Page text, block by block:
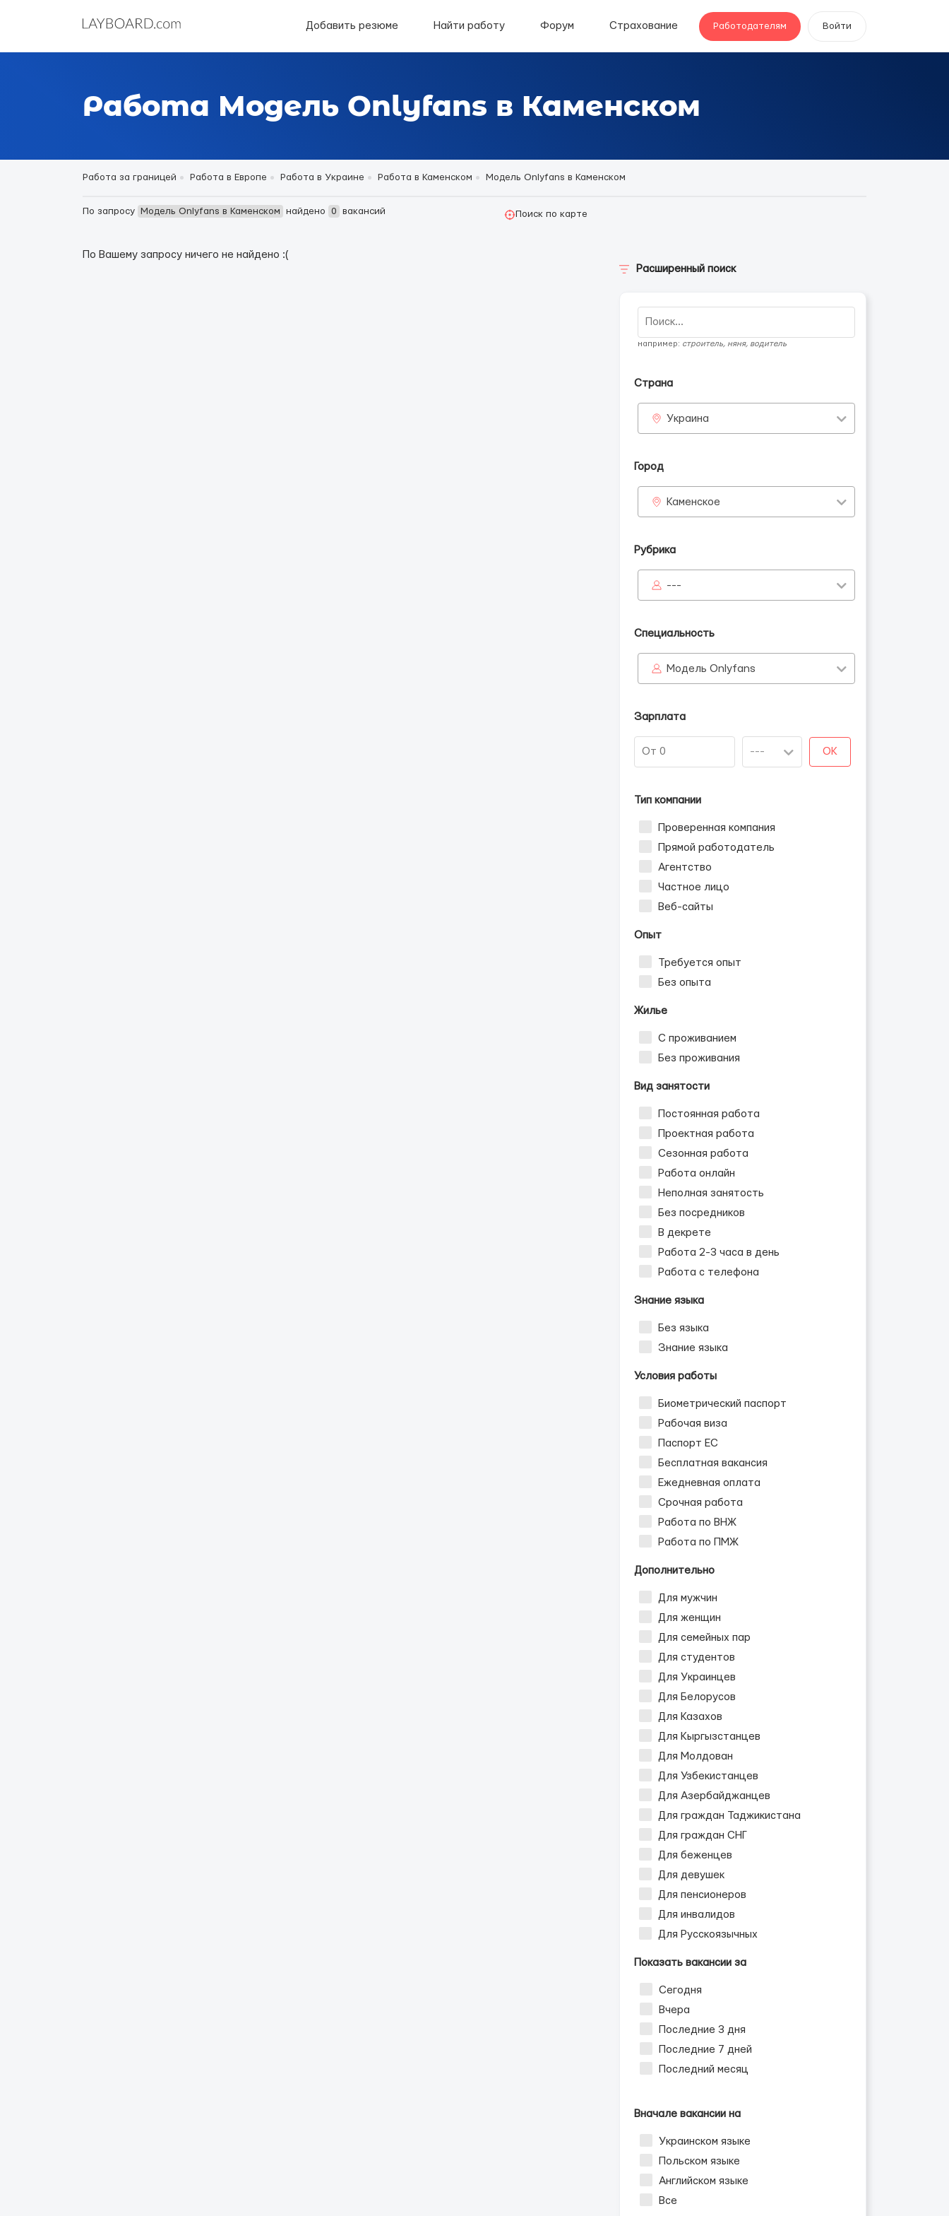
Добавить резюме Найти работу Форум Страхование Работодателям Войти
Работа Модель Onlyfans в Каменском
Работа за границей Работа в Европе Работа в Украине Работа в Каменском Модель Onlyfans в Каменском
По запросу Модель Onlyfans в Каменском найдено 0 вакансий Поиск по карте
По Вашему запросу ничего не найдено :(
Расширенный поиск
например: строитель, няня, водитель
Страна
Украина
Город
Каменское
Рубрика
---
Специальность
Модель Onlyfans
Зарплата
OK
Тип компании
Проверенная компания
Прямой работодатель
Агентство
Частное лицо
Веб-сайты
Опыт
Требуется опыт
Без опыта
Жилье
С проживанием
Без проживания
Вид занятости
Постоянная работа
Проектная работа
Сезонная работа
Работа онлайн
Неполная занятость
Без посредников
В декрете
Работа 2-3 часа в день
Работа с телефона
Знание языка
Без языка
Знание языка
Условия работы
Биометрический паспорт
Рабочая виза
Паспорт ЕС
Бесплатная вакансия
Ежедневная оплата
Срочная работа
Работа по ВНЖ
Работа по ПМЖ
Дополнительно
Для мужчин
Для женщин
Для семейных пар
Для студентов
Для Украинцев
Для Белорусов
Для Казахов
Для Кыргызстанцев
Для Молдован
Для Узбекистанцев
Для Азербайджанцев
Для граждан Таджикистана
Для граждан СНГ
Для беженцев
Для девушек
Для пенсионеров
Для инвалидов
Для Русскоязычных
Показать вакансии за
Сегодня
Вчера
Последние 3 дня
Последние 7 дней
Последний месяц
Вначале вакансии на
Украинском языке
Польском языке
Английском языке
Все